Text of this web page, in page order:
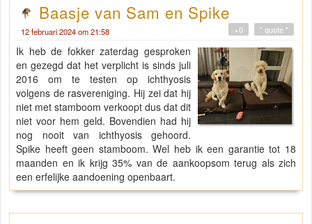
Baasje van Sam en Spike
12 februari 2024 om 21:58 " quote "
+0
Ik heb de fokker zaterdag gesproken
en gezegd dat het verplicht is sinds juli
2016 om te testen op ichthyosis
volgens de rasvereniging. Hij zei dat hij
niet met stamboom verkoopt dus dat dit
niet voor hem geld. Bovendien had hij
nog nooit van ichthyosis gehoord.
Spike heeft geen stamboom. Wel heb ik een garantie tot 18
maanden en ik krijg 35% van de aankoopsom terug als zich
een erfelijke aandoening openbaart.